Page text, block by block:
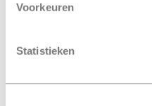
Voorkeuren
Statistieken
Eenvoudig